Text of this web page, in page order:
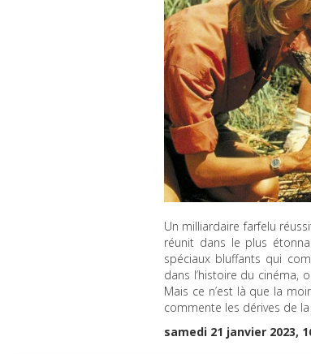
Un milliardaire farfelu
réunit dans le plus
spéciaux bluffants qui
dans l’histoire du cinéma,
Mais ce n’est là que la
commente les dérives de
samedi 21 janvier 2023,